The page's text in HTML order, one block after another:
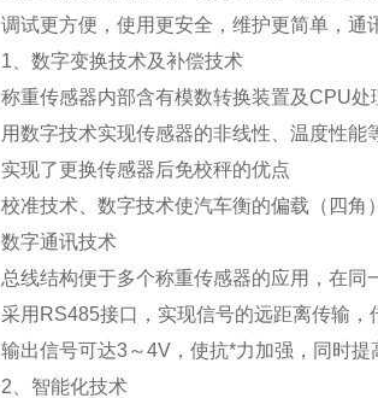
调试更方便，使用更安全，维护更简单，通
1 、数字变换技术及补偿技术
称重传感器内部含有模数转换装置及CPU处
用数字技术实现传感器的非线性、温度性能
实现了更换传感器后免校秤的优点
校准技术、数字技术使汽车衡的偏载（四角
数字通讯技术
总线结构便于多个称重传感器的应用，在同
采用 RS485接口，实现信号的远距离传输，
输出信号可达3～4V，使抗*力加强，同时提
2 、智能化技术